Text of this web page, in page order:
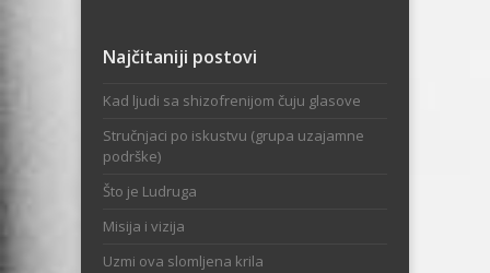
Najčitaniji postovi
Kad ljudi sa shizofrenijom čuju glasove
Stručnjaci po iskustvu (grupa uzajamne
podrške)
Što je Ludruga
Misija i vizija
Uzmi ova slomljena krila